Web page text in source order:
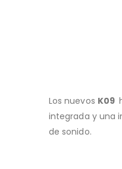
Los nuevos K09
integrada y una
de sonido.